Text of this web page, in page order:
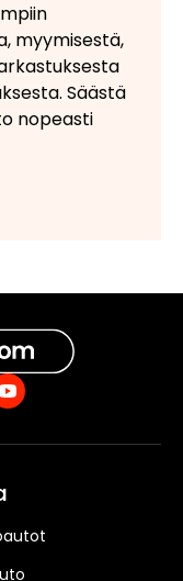
myymisestä,
Säästä
nopeasti